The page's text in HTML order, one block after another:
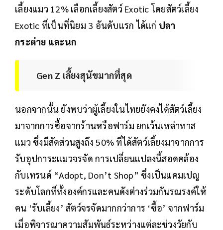
เลี้ยงแมว 12% เลือกเลี้ยงสัตว์ Exotic โดยสัตว์เลี้ยง
Exotic ที่เป็นที่นิยม 3 อันดับแรก ได้แก่ ปลา
กระต่าย และนก
Gen Z เลี้ยงสุนัขมากที่สุด
นอกจากนั้น ยังพบว่าผู้เลี้ยงในไทยยังคงได้สัตว์เลี้ยง
มาจากการซื้อจากร้านหรือฟาร์ม ยกเว้นเหล่าทาส
แมว ซึ่งมีสัดส่วนสูงถึง 50% ที่ได้สัตว์เลี้ยงมาจากการ
รับอุปการะแมวจรจัด การเปลี่ยนแปลงนี้สอดคล้อง
กับเทรนด์ “Adopt, Don’t Shop” ซึ่งเป็นแคมเปญ
ระดับโลกที่ทั้งองค์กรและคนดังต่างร่วมกันรณรงค์ให้
คน ‘รับเลี้ยง’ สัตว์จรจัดมากกว่าการ ‘ซื้อ’ จากฟาร์ม
เมื่อพิจารณาความสัมพันธ์ระหว่างแต่ละช่วงวัยกับ